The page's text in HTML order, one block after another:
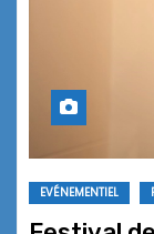
EVÉNEMENTIEL